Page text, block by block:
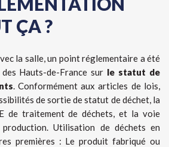
ÇA ?
la salle, un point réglementaire a été
Hauts-de-France sur le statut de
. Conformément aux articles de lois,
de sortie de statut de déchet, la
de traitement de déchets, et la voie
Utilisation de déchets en
premières : Le produit fabriqué ou